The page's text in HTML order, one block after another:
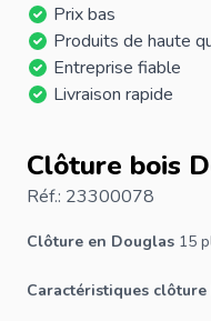
Prix bas
Produits de haute
Entreprise fiable
Livraison rapide
Clôture bois
Réf.: 23300078
Clôture en Douglas 15
Caractéristiques clôture